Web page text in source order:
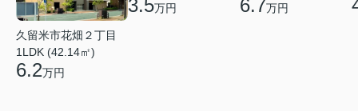
久留米市花畑２丁目
1LDK (42.14㎡)
6.2万円
3.5万円 6.7万円